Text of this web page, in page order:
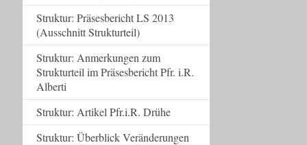
Struktur: Präsesbericht LS 2013
(Ausschnitt Strukturteil)
Struktur: Anmerkungen zum
Strukturteil im Präsesbericht Pfr. i.R.
Alberti
Struktur: Artikel Pfr.i.R. Drühe
Struktur: Überblick Veränderungen